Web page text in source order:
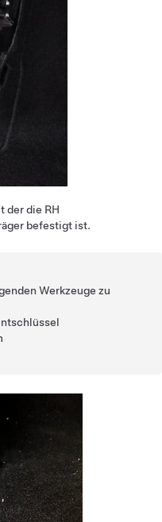
der die RH
befestigt ist.
Werkzeuge zu